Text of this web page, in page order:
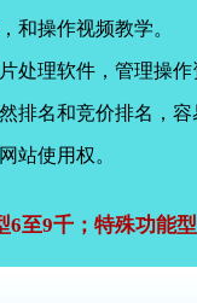
和操作视频教学。
处理软件，管理操作
排名和竞价排名，容
站使用权。
至9千；特殊功能